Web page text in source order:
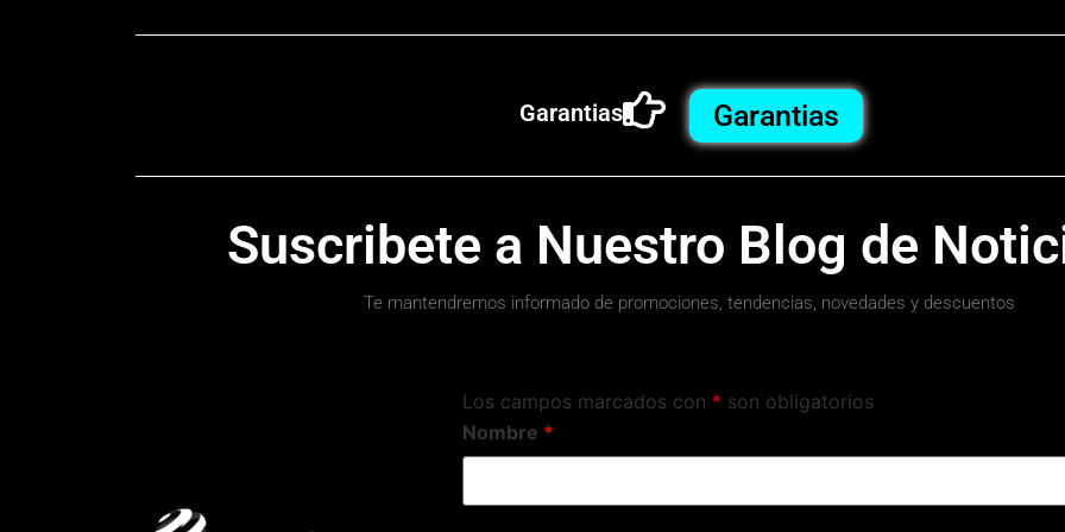
Garantias Garantias
Suscribete a Nuestro Blog de
Te mantendremos informado de promociones, tendencias, novedades y descuentos
Los campos marcados con * son obligatorios
Nombre *